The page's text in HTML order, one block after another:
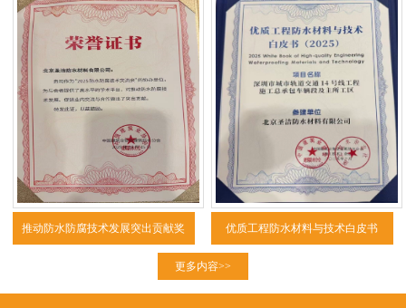
推动防水防腐技术发展突出贡献奖 优质工程防水材料与技术白皮书
更多内容>>